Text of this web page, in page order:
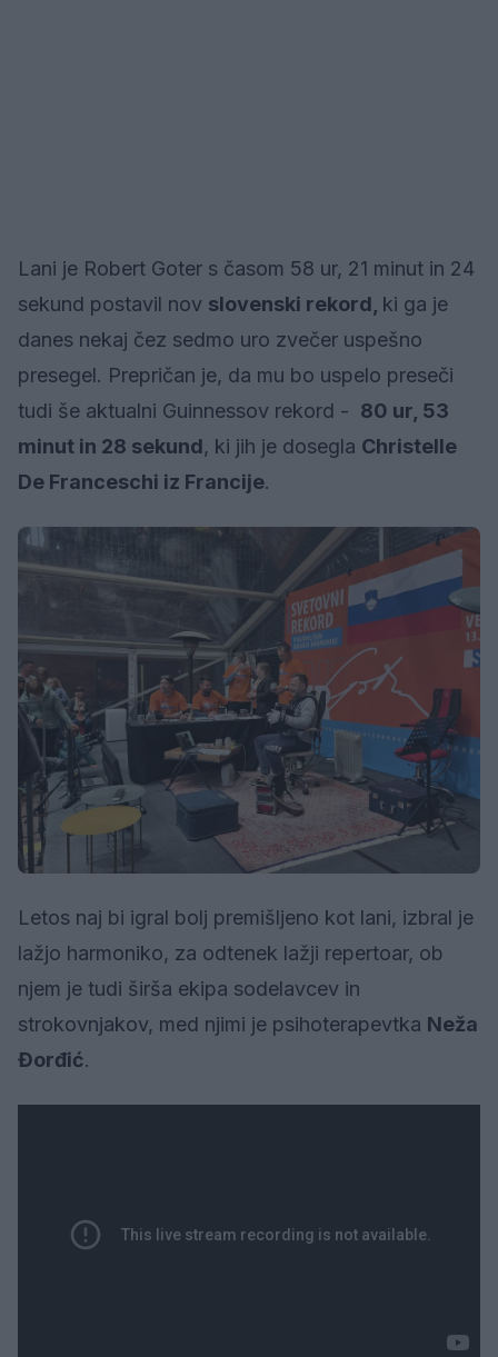
Lani je Robert Goter s časom 58 ur, 21 minut in 24
sekund postavil nov slovenski rekord, ki ga je
danes nekaj čez sedmo uro zvečer uspešno
presegel. Prepričan je, da mu bo uspelo preseči
tudi še aktualni Guinnessov rekord - 80 ur, 53
minut in 28 sekund, ki jih je dosegla Christelle
De Franceschi iz Francije.
Letos naj bi igral bolj premišljeno kot lani, izbral je
lažjo harmoniko, za odtenek lažji repertoar, ob
njem je tudi širša ekipa sodelavcev in
strokovnjakov, med njimi je psihoterapevtka Neža
Đorđić.